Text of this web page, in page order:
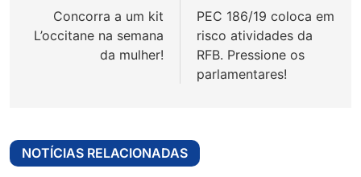
Post
Concorra a um kit
L’occitane na semana
da mulher!
PEC 186/19 coloca em
risco atividades da
RFB. Pressione os
parlamentares!
NOTÍCIAS RELACIONADAS